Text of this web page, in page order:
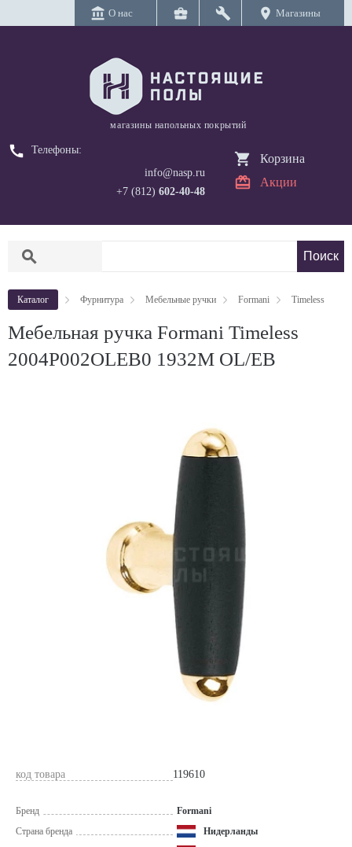
account_balance О нас business_center build location_on Магазины
магазины напольных покрытий
call
Телефоны:
info@nasp.ru
+7 (812) 602-40-48
Корзина
Акции
search
Каталог Фурнитура Мебельные ручки Formani Timeless
Мебельная ручка Formani Timeless
2004P002OLEB0 1932M OL/EB
код товара 119610
Бренд
Formani
Страна бренда
Нидерланды